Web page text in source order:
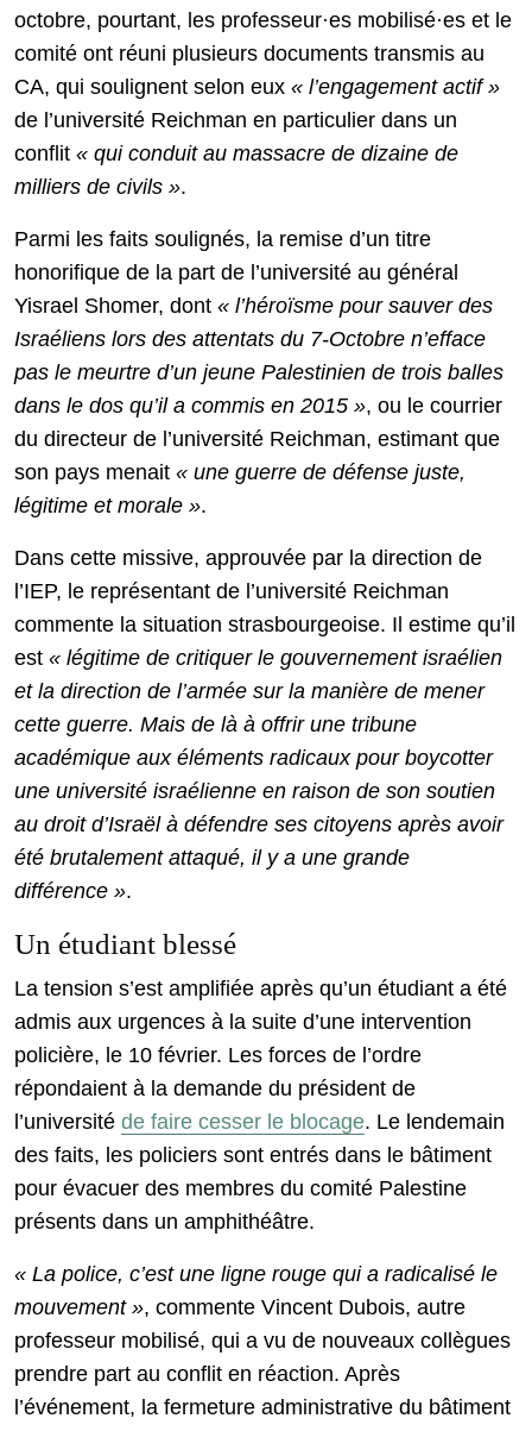
octobre, pourtant, les professeur·es mobilisé·es et le
comité ont réuni plusieurs documents transmis au
CA, qui soulignent selon eux « l’engagement actif »
de l’université Reichman en particulier dans un
conflit « qui conduit au massacre de dizaine de
milliers de civils ».
Parmi les faits soulignés, la remise d’un titre
honorifique de la part de l’université au général
Yisrael Shomer, dont « l’héroïsme pour sauver des
Israéliens lors des attentats du 7-Octobre n’efface
pas le meurtre d’un jeune Palestinien de trois balles
dans le dos qu’il a commis en 2015 », ou le courrier
du directeur de l’université Reichman, estimant que
son pays menait « une guerre de défense juste,
légitime et morale ».
Dans cette missive, approuvée par la direction de
l’IEP, le représentant de l’université Reichman
commente la situation strasbourgeoise. Il estime qu’il
est « légitime de critiquer le gouvernement israélien
et la direction de l’armée sur la manière de mener
cette guerre. Mais de là à offrir une tribune
académique aux éléments radicaux pour boycotter
une université israélienne en raison de son soutien
au droit d’Israël à défendre ses citoyens après avoir
été brutalement attaqué, il y a une grande
différence ».
Un étudiant blessé
La tension s’est amplifiée après qu’un étudiant a été
admis aux urgences à la suite d’une intervention
policière, le 10 février. Les forces de l’ordre
répondaient à la demande du président de
l’université de faire cesser le blocage. Le lendemain
des faits, les policiers sont entrés dans le bâtiment
pour évacuer des membres du comité Palestine
présents dans un amphithéâtre.
« La police, c’est une ligne rouge qui a radicalisé le
mouvement », commente Vincent Dubois, autre
professeur mobilisé, qui a vu de nouveaux collègues
prendre part au conflit en réaction. Après
l’événement, la fermeture administrative du bâtiment